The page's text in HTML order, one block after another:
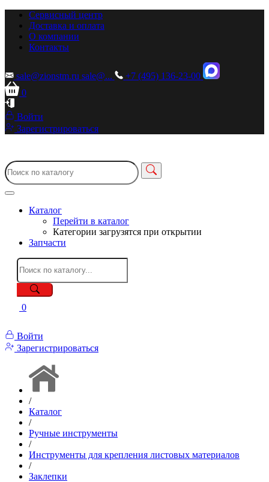
Сервисный центр
Доставка и оплата
О компании
Контакты
sale@zionstm.ru sale@...
+7 (495) 136-23-00
0
Войти
Зарегистрироваться
Каталог
Перейти в каталог
Категории загрузятся при открытии
Запчасти
0
Войти
Зарегистрироваться
/
Каталог
/
Ручные инструменты
/
Инструменты для крепления листовых материалов
/
Заклепки